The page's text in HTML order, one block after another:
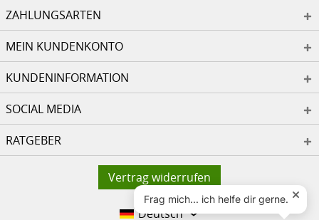
ZAHLUNGSARTEN
MEIN KUNDENKONTO
KUNDENINFORMATION
SOCIAL MEDIA
RATGEBER
Vertrag widerrufen
Deutsch